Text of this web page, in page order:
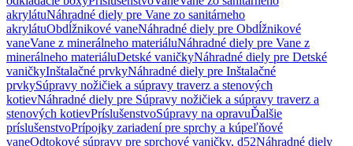
akrylátuNáhradné diely pre Vane zo sanitárneho
akrylátuObdĺžnikové vaneNáhradné diely pre Obdĺžnikové
vaneVane z minerálneho materiáluNáhradné diely pre Vane z
minerálneho materiáluDetské vaničkyNáhradné diely pre Detské
vaničkyInštalačné prvkyNáhradné diely pre Inštalačné
prvkySúpravy nožičiek a súpravy traverz a stenových
kotievNáhradné diely pre Súpravy nožičiek a súpravy traverz a
stenových kotievPríslušenstvoSúpravy na opravuĎalšie
príslušenstvoPrípojky zariadení pre sprchy a kúpeľňové
vaneOdtokové súpravy pre sprchové vaničky, d52Náhradné diely